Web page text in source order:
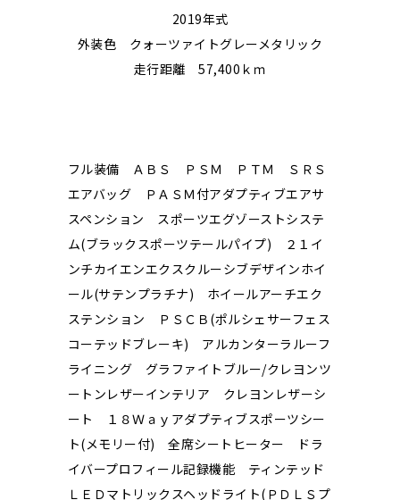
2019年式
外装色 クォーツァイトグレーメタリック
走行距離 57,400ｋｍ
フル装備 ＡＢＳ ＰＳＭ ＰＴＭ ＳＲＳ
エアバッグ ＰＡＳＭ付アダプティブエアサ
スペンション スポーツエグゾーストシステ
ム(ブラックスポーツテールパイプ) ２１イ
ンチカイエンエクスクルーシブデザインホイ
ール(サテンプラチナ) ホイールアーチエク
ステンション ＰＳＣＢ(ポルシェサーフェス
コーテッドブレーキ) アルカンターラルーフ
ライニング グラファイトブルー/クレヨンツ
ートンレザーインテリア クレヨンレザーシ
ート １８Ｗａｙアダプティブスポーツシー
ト(メモリー付) 全席シートヒーター ドラ
イバープロフィール記録機能 ティンテッド
ＬＥＤマトリックスヘッドライト(ＰＤＬＳプ